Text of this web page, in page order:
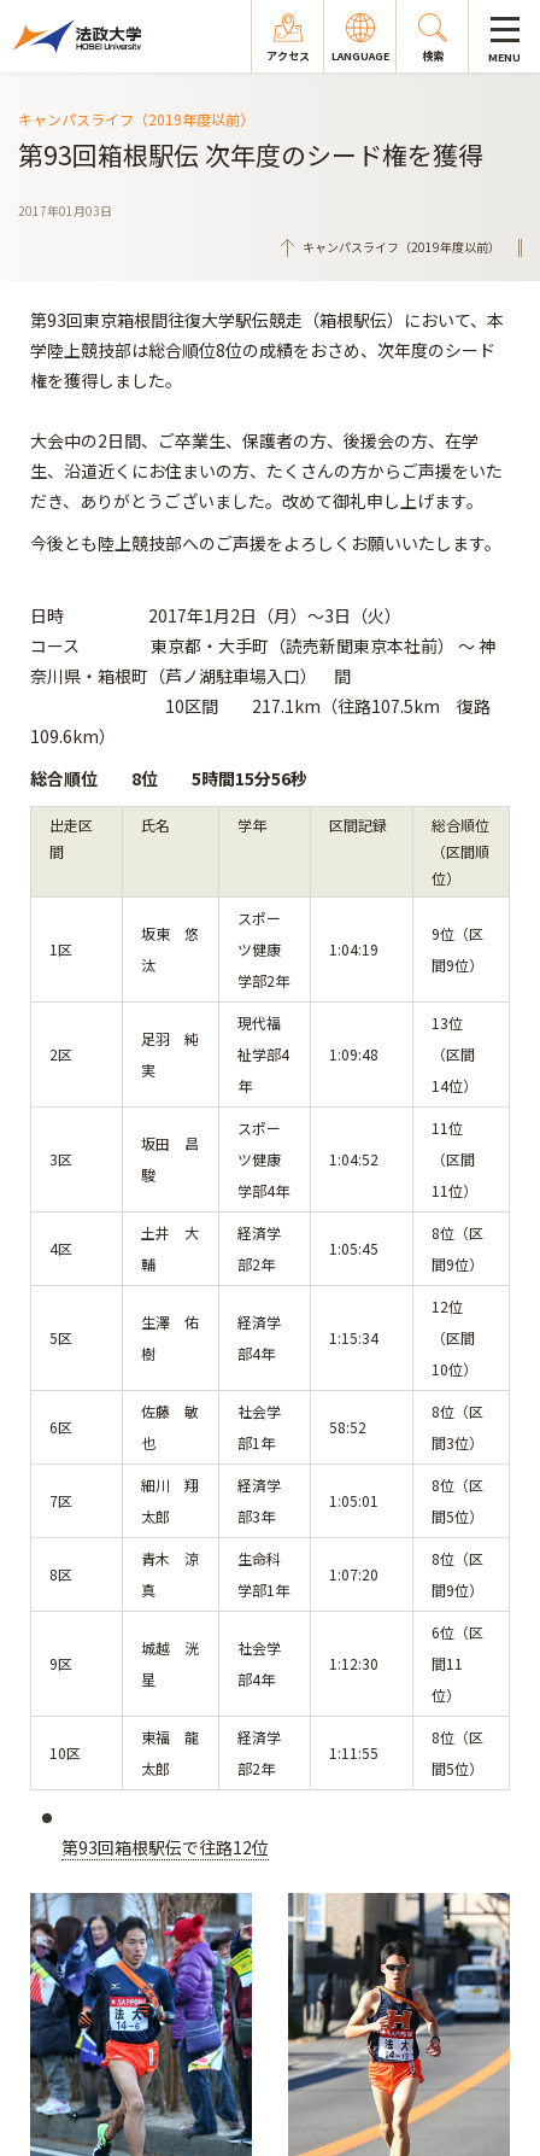
アクセス LANGUAGE 検索 MENU
キャンパスライフ（2019年度以前）
第93回箱根駅伝 次年度のシード権を獲得
2017年01月03日
キャンパスライフ（2019年度以前）
第93回東京箱根間往復大学駅伝競走（箱根駅伝）において、本
学陸上競技部は総合順位8位の成績をおさめ、次年度のシード
権を獲得しました。
大会中の2日間、ご卒業生、保護者の方、後援会の方、在学
生、沿道近くにお住まいの方、たくさんの方からご声援をいた
だき、ありがとうございました。改めて御礼申し上げます。
今後とも陸上競技部へのご声援をよろしくお願いいたします。
日時 2017年1月2日（月）～3日（火）
コース 東京都・大手町（読売新聞東京本社前） ～ 神
奈川県・箱根町（芦ノ湖駐車場入口） 間
10区間 217.1km（往路107.5km 復路
109.6km）
総合順位 8位 5時間15分56秒
出走区
間
氏名 学年 区間記録
総合順位
（区間順
位）
1区
坂東 悠
汰
スポー
ツ健康
学部2年
1:04:19
9位（区
間9位）
2区
足羽 純
実
現代福
祉学部4
年
1:09:48
13位
（区間
14位）
3区
坂田 昌
駿
スポー
ツ健康
学部4年
1:04:52
11位
（区間
11位）
4区
土井 大
輔
経済学
部2年
1:05:45
8位（区
間9位）
5区
生澤 佑
樹
経済学
部4年
1:15:34
12位
（区間
10位）
6区
佐藤 敏
也
社会学
部1年
58:52
8位（区
間3位）
7区
細川 翔
太郎
経済学
部3年
1:05:01
8位（区
間5位）
8区
青木 涼
真
生命科
学部1年
1:07:20
8位（区
間9位）
9区
城越 洸
星
社会学
部4年
1:12:30
6位（区
間11
位）
10区
東福 龍
太郎
経済学
部2年
1:11:55
8位（区
間5位）
第93回箱根駅伝で往路12位